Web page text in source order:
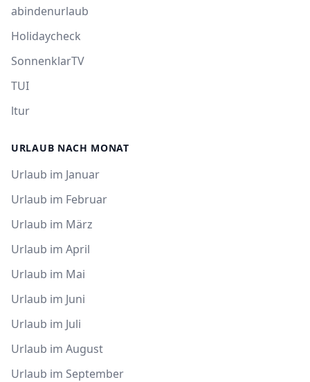
abindenurlaub
Holidaycheck
SonnenklarTV
TUI
ltur
URLAUB NACH MONAT
Urlaub im Januar
Urlaub im Februar
Urlaub im März
Urlaub im April
Urlaub im Mai
Urlaub im Juni
Urlaub im Juli
Urlaub im August
Urlaub im September